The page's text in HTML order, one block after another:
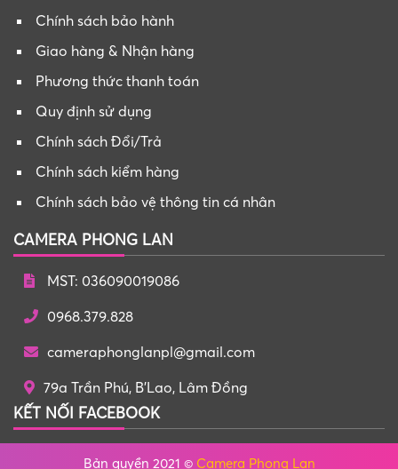
Chính sách bảo hành
Giao hàng & Nhận hàng
Phương thức thanh toán
Quy định sử dụng
Chính sách Đổi/Trả
Chính sách kiểm hàng
Chính sách bảo vệ thông tin cá nhân
CAMERA PHONG LAN
MST: 036090019086
0968.379.828
cameraphonglanpl@gmail.com
79a Trần Phú, B'Lao, Lâm Đồng
KẾT NỐI FACEBOOK
Bản quyền 2021 © Camera Phong Lan